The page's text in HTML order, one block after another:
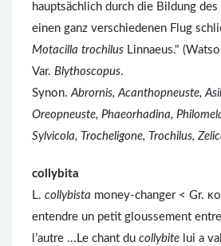
hauptsächlich durch die Bildung
einen ganz verschiedenen Flug
Motacilla trochilus Linnaeus."
Var. Blythoscopus.
Synon.Abrornis, Acanthopneuste,
Oreopneuste, Phaeorhadina,
Sylvicola, Trocheligone, Trochilus,
collybita
L. collybista money-changer < Gr.
entendre un petit gloussement
l’autre ...Le chant du collybite lui a